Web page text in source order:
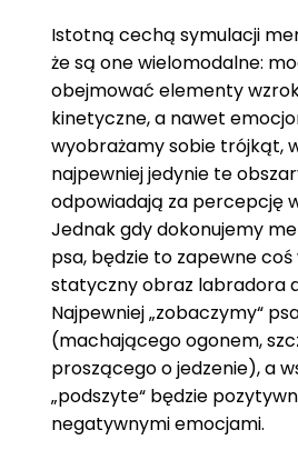
Istotną cechą symulacji
że są one wielomodalne:
obejmować elementy
kinetyczne, a nawet
wyobrażamy sobie trójkąt,
najpewniej jedynie te
odpowiadają za percepcję
Jednak gdy dokonujemy
psa, będzie to zapewne coś
statyczny obraz labradora
Najpewniej „zobaczymy“
(machającego ogonem,
proszącego o jedzenie), a
„podszyte“ będzie
negatywnymi emocjami.